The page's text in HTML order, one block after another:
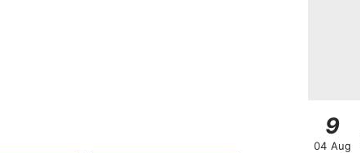
9
04 Aug